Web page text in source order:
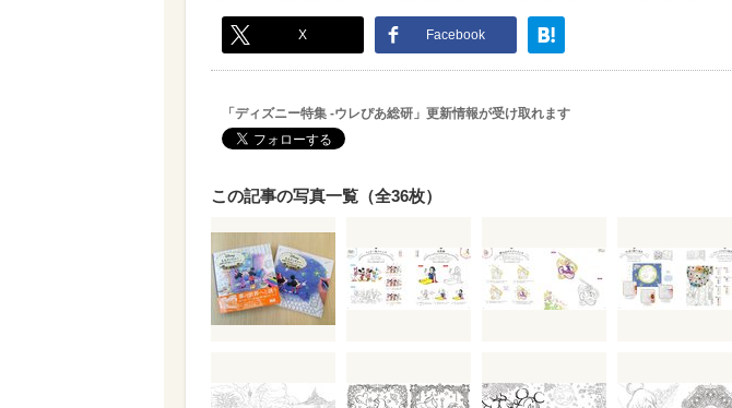
X Facebook
「ディズニー特集 -ウレぴあ総研」更新情報が受け取れます
この記事の写真一覧（全36枚）